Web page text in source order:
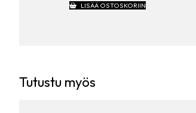
LISÄÄ OSTOSKORIIN
Tutustu myös